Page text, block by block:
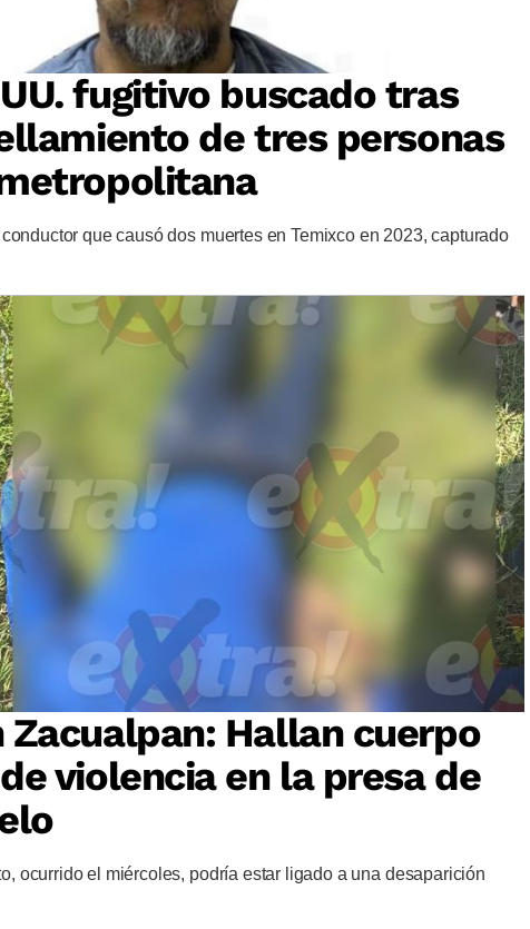
UU. fugitivo buscado tras
de tres personas
que causó dos muertes en Temixco en 2023, capturado
Hallan cuerpo
violencia en la presa de
ocurrido el miércoles, podría estar ligado a una desaparición